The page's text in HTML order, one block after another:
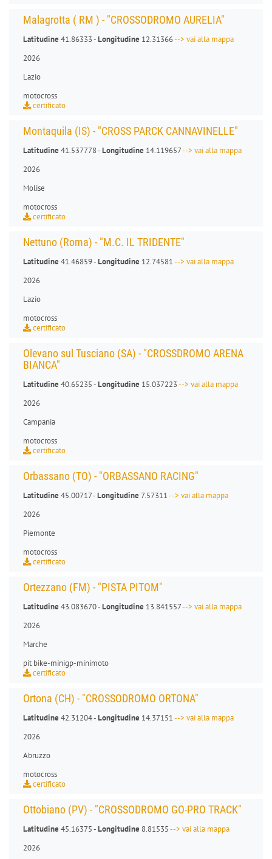
Malagrotta ( RM ) - "CROSSODROMO AURELIA"
Latitudine41.86333 -Longitudine 12.31366--> vai alla mappa
2026
Lazio
motocross
certificato
Montaquila (IS) - "CROSS PARCK CANNAVINELLE"
Latitudine41.537778 -Longitudine 14.119657--> vai alla mappa
2026
Molise
motocross
certificato
Nettuno (Roma) - "M.C. IL TRIDENTE"
Latitudine41.46859 -Longitudine 12.74581--> vai alla mappa
2026
Lazio
motocross
certificato
Olevano sul Tusciano (SA) - "CROSSDROMO ARENA
BIANCA"
Latitudine40.65235 -Longitudine 15.037223--> vai alla mappa
2026
Campania
motocross
certificato
Orbassano (TO) - "ORBASSANO RACING"
Latitudine45.00717 -Longitudine7.57311--> vai alla mappa
2026
Piemonte
motocross
certificato
Ortezzano (FM) - "PISTA PITOM"
Latitudine43.083670 -Longitudine 13.841557--> vai alla mappa
2026
Marche
pit bike-minigp-minimoto
certificato
Ortona (CH) - "CROSSODROMO ORTONA"
Latitudine42.31204 -Longitudine 14.37151--> vai alla mappa
2026
Abruzzo
motocross
certificato
Ottobiano (PV) - "CROSSODROMO GO-PRO TRACK"
Latitudine45.16375 -Longitudine 8.81535--> vai alla mappa
2026